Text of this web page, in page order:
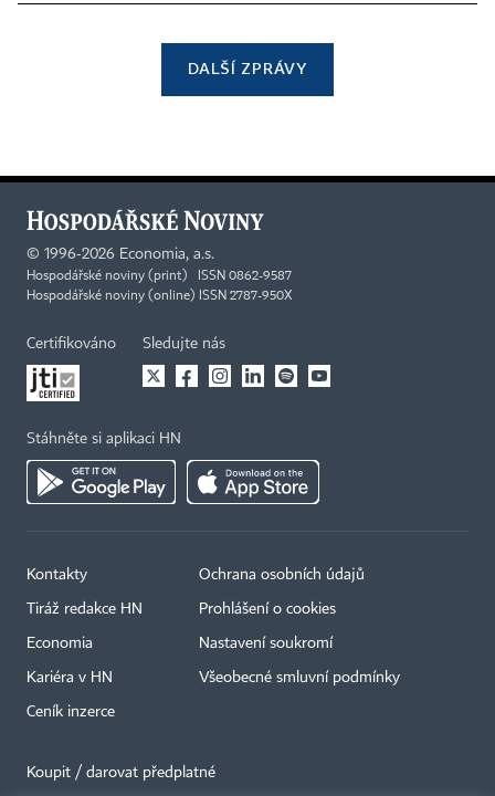
DALŠÍ ZPRÁVY
© 1996-2026 Economia, a.s.
Hospodářské noviny (print) ISSN 0862-9587
Hospodářské noviny (online) ISSN 2787-950X
Certifikováno Sledujte nás
Stáhněte si aplikaci HN
Kontakty
Tiráž redakce HN
Economia
Kariéra v HN
Ceník inzerce
Ochrana osobních údajů
Prohlášení o cookies
Nastavení soukromí
Všeobecné smluvní podmínky
Koupit / darovat předplatné